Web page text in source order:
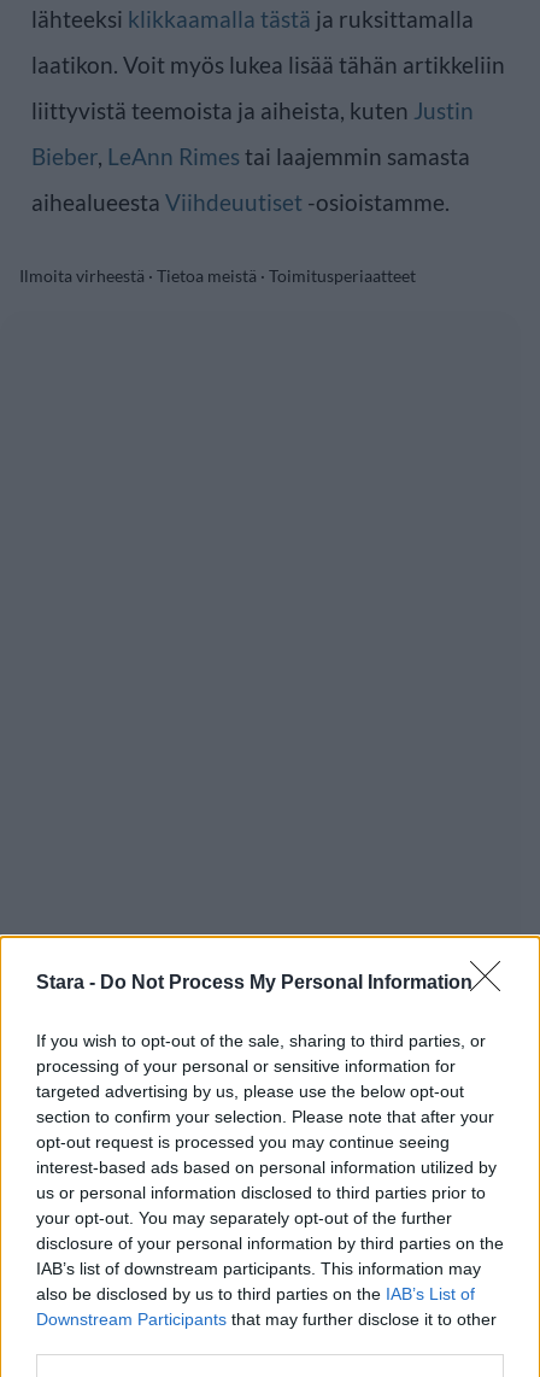
Stara - Do Not Process My Personal Information
If you wish to opt-out of the sale, sharing to third parties, or
processing of your personal or sensitive information for
targeted advertising by us, please use the below opt-out
section to confirm your selection. Please note that after your
opt-out request is processed you may continue seeing
interest-based ads based on personal information utilized by
us or personal information disclosed to third parties prior to
your opt-out. You may separately opt-out of the further
disclosure of your personal information by third parties on the
IAB’s list of downstream participants. This information may
also be disclosed by us to third parties on the IAB’s List of
Downstream Participants that may further disclose it to other
lähteeksi klikkaamalla tästä ja ruksittamalla
laatikon. Voit myös lukea lisää tähän artikkeliin
liittyvistä teemoista ja aiheista, kuten Justin
Bieber, LeAnn Rimes tai laajemmin samasta
aihealueesta Viihdeuutiset -osioistamme.
Ilmoita virheestä · Tietoa meistä · Toimitusperiaatteet
Staran luetuimmat
1